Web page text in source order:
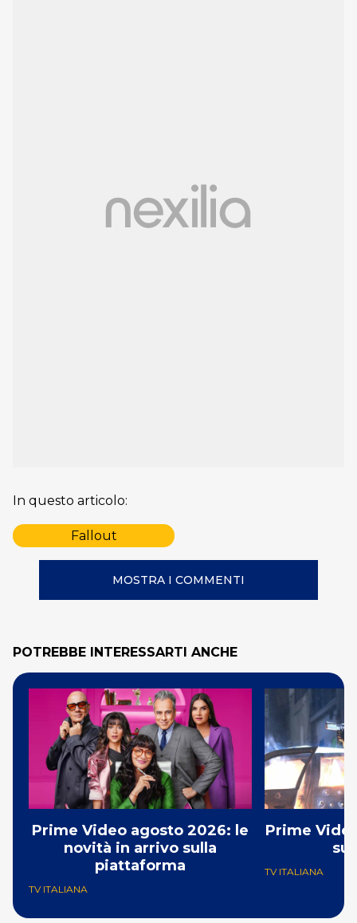
In questo articolo:
Fallout
MOSTRA I COMMENTI
POTREBBE INTERESSARTI ANCHE
Prime Video agosto 2026: le
novità in arrivo sulla
piattaforma
TV ITALIANA
Prime
su
TV ITALIANA